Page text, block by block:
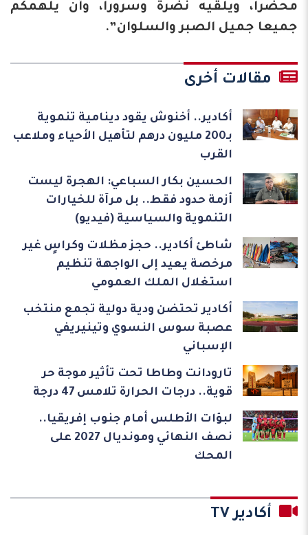
محضرا، ويلقيه نضرة وسرورا، وأن يلهمكم
جميعا جميل الصبر والسلوان”.
مقالات أخرى
أكادير.. أخنوش يقود دينامية تنموية
بـ200 مليون درهم لتأهيل الأحياء وملاعب
القرب
الحسين بكار السباعي: الهجرة ليست
أزمة حدود فقط.. بل مرآة للخيارات
التنموية والسياسية (فيديو)
شاطئ أكادير.. حجز مظلات وكراسٍ غير
مرخصة يعيد إلى الواجهة تنظيم
استغلال الملك العمومي
أكادير تحتضن ودية دولية تجمع منتخب
عصبة سوس النسوي وتينيريفي
الإسباني
تارودانت وطاطا تحت تأثير موجة حر
قوية.. درجات الحرارة تلامس 47 درجة
لبؤات الأطلس أمام جنوب إفريقيا..
نصف النهائي ومونديال 2027 على
المحك
أكادير TV